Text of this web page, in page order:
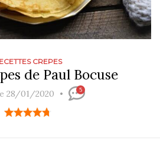
CREPES
de Paul Bocuse
28/01/2020 5